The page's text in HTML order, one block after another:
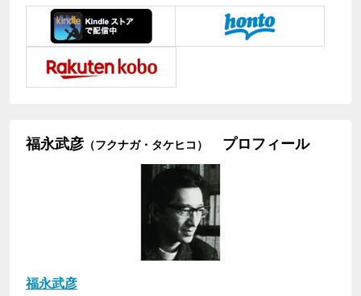
福永武彦 （フクナガ・タケヒコ） プロフィール
福永武彦